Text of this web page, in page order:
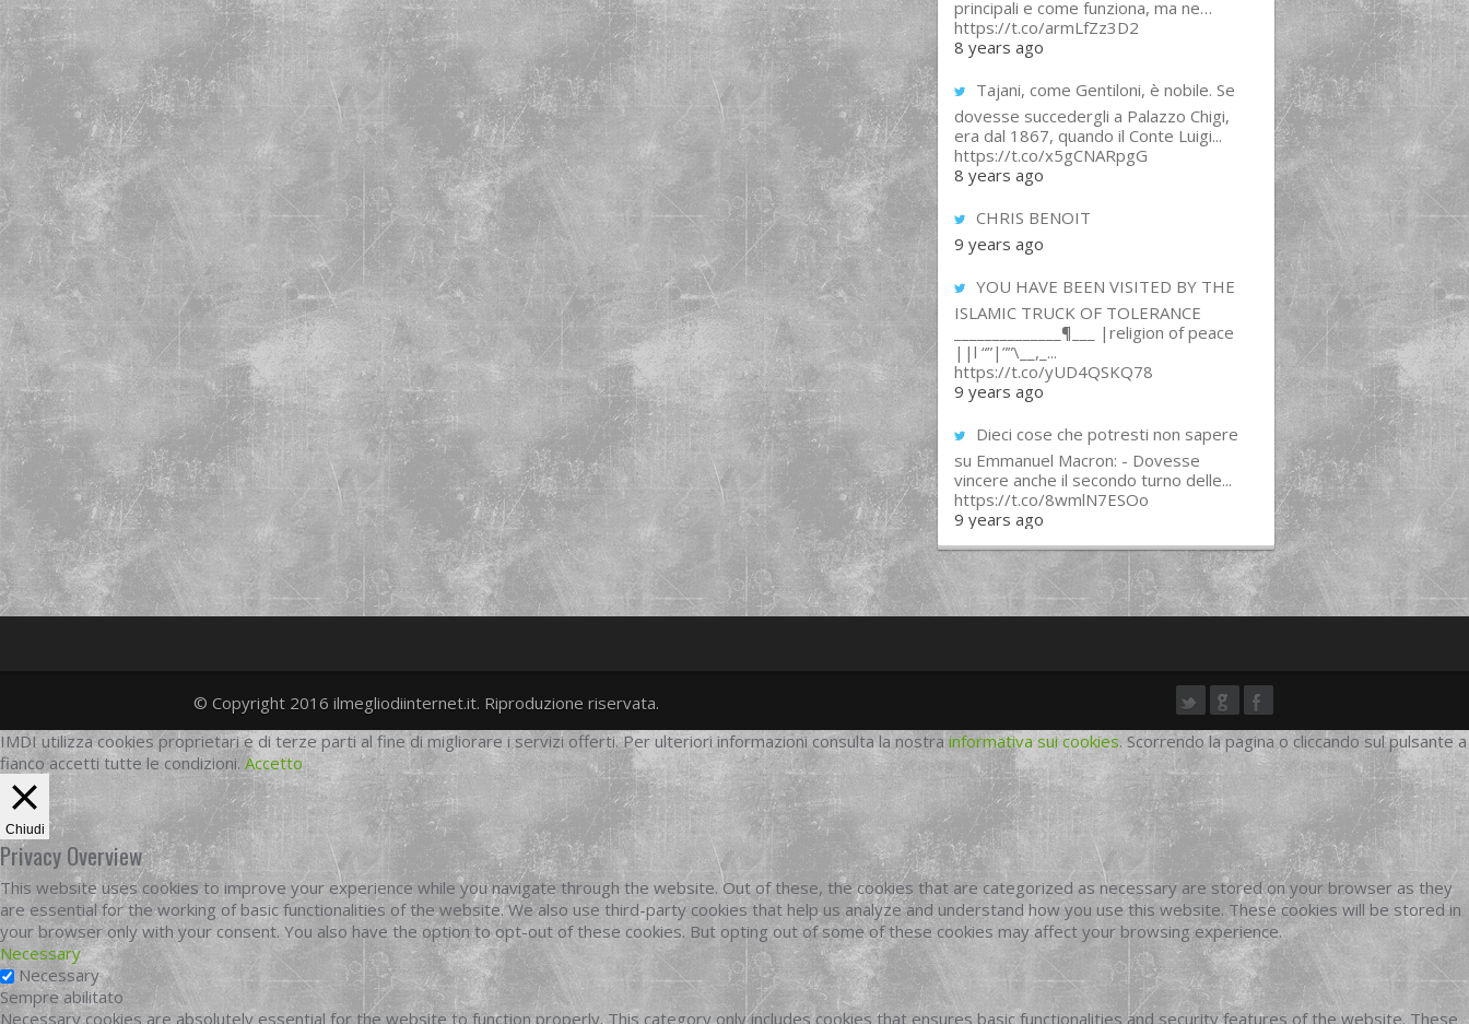
principali e come funziona, ma ne…
https://t.co/armLfZz3D2
8 years ago
Tajani, come Gentiloni, è nobile. Se
dovesse succedergli a Palazzo Chigi,
era dal 1867, quando il Conte Luigi...
https://t.co/x5gCNARpgG
8 years ago
CHRIS BENOIT
9 years ago
YOU HAVE BEEN VISITED BY THE
ISLAMIC TRUCK OF TOLERANCE
______________¶___ |religion of peace
||l “”|””\__,_...
https://t.co/yUD4QSKQ78
9 years ago
Dieci cose che potresti non sapere
su Emmanuel Macron: - Dovesse
vincere anche il secondo turno delle...
https://t.co/8wmlN7ESOo
9 years ago
twittergoogleplus
facebook
© Copyright 2016 ilmegliodiinternet.it. Riproduzione riservata.
IMDI utilizza cookies proprietari e di terze parti al fine di migliorare i servizi offerti. Per ulteriori informazioni consulta la nostra informativa sui cookies. Scorrendo la pagina o cliccando sul pulsante a
fianco accetti tutte le condizioni. Accetto
Chiudi
Privacy Overview
This website uses cookies to improve your experience while you navigate through the website. Out of these, the cookies that are categorized as necessary are stored on your browser as they
are essential for the working of basic functionalities of the website. We also use third-party cookies that help us analyze and understand how you use this website. These cookies will be stored in
your browser only with your consent. You also have the option to opt-out of these cookies. But opting out of some of these cookies may affect your browsing experience.
Necessary
Necessary
Sempre abilitato
Necessary cookies are absolutely essential for the website to function properly. This category only includes cookies that ensures basic functionalities and security features of the website. These